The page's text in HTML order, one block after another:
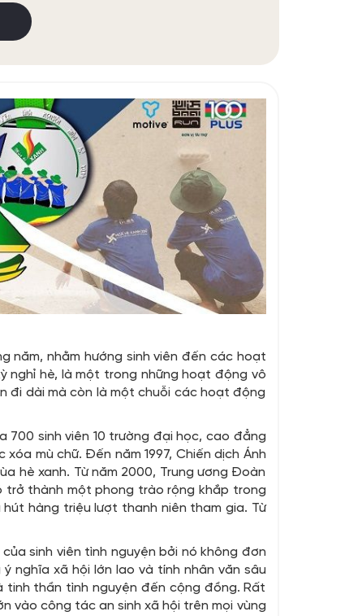
năm, nhằm hướng sinh viên đến các hoạt
nghỉ hè, là một trong những hoạt động vô
đi dài mà còn là một chuỗi các hoạt động
700 sinh viên 10 trường đại học, cao đẳng
mù chữ. Đến năm 1997, Chiến dịch Ánh
hè xanh. Từ năm 2000, Trung ương Đoàn
trở thành một phong trào rộng khắp trong
hàng triệu lượt thanh niên tham gia. Từ
sinh viên tình nguyện bởi nó không đơn
nghĩa xã hội lớn lao và tính nhân văn sâu
tinh thần tình nguyện đến cộng đồng. Rất
vào công tác an sinh xã hội trên mọi vùng